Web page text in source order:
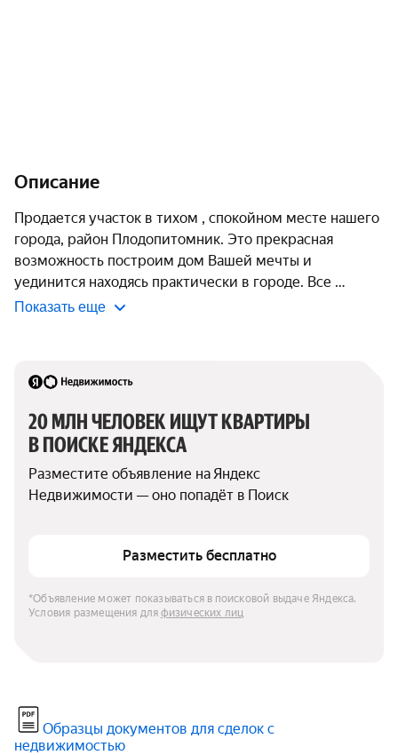
Описание
Продается участок в тихом , спокойном месте нашего
города, район Плодопитомник. Это прекрасная
возможность построим дом Вашей мечты и
уединится находясь практически в городе. Все
Показать еще
20 МЛН ЧЕЛОВЕК ИЩУТ КВАРТИРЫ
В ПОИСКЕ ЯНДЕКСА
Разместите объявление на Яндекс
Недвижимости — оно попадёт в Поиск
Разместить бесплатно
*Объявление может показываться в поисковой выдаче Яндекса.
Условия размещения для физических лиц
Образцы документов для сделок с
недвижимостью